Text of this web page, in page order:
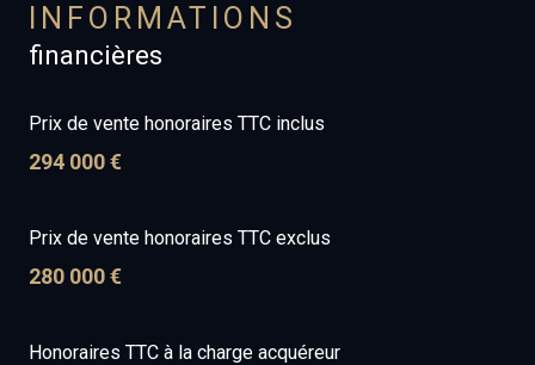
INFORMATIONS
financières
Prix de vente honoraires TTC inclus
294 000 €
Prix de vente honoraires TTC exclus
280 000 €
Honoraires TTC à la charge acquéreur